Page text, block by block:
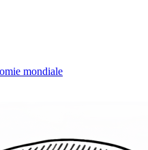
mondiale